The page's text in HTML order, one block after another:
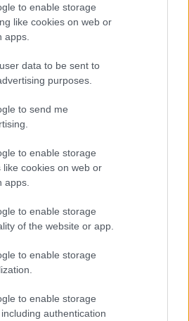
to enable storage
like cookies on web or
apps.
data to be sent to
purposes.
to send me
to enable storage
like cookies on web or
apps.
to enable storage
of the website or app.
to enable storage
to enable storage
authentication
με την αγορά σας.
οποιοδήποτε λόγο, θα δεχτούμε με
ενός αφόρετου προιόντος μέσα σε
ημερομηνία παραλαβής του
τα προϊόντα που αγοράσατε και
τους όταν